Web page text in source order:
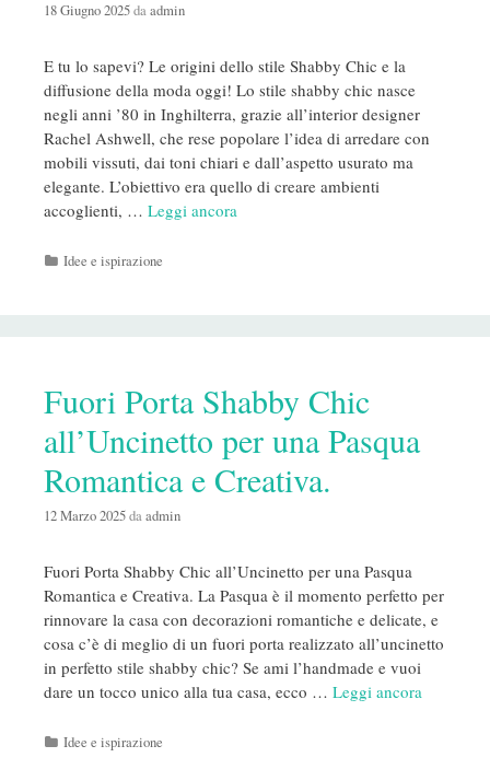
18 Giugno 2025daadmin
E tu lo sapevi? Le origini dello stile Shabby Chic e la
diffusione della moda oggi! Lo stile shabby chic nasce
negli anni ’80 in Inghilterra, grazie all’interior designer
Rachel Ashwell, che rese popolare l’idea di arredare con
mobili vissuti, dai toni chiari e dall’aspetto usurato ma
elegante. L’obiettivo era quello di creare ambienti
accoglienti, … Leggi ancora
Categorie
Idee e ispirazione
Fuori Porta Shabby Chic
all’Uncinetto per una Pasqua
Romantica e Creativa.
12 Marzo 2025daadmin
Fuori Porta Shabby Chic all’Uncinetto per una Pasqua
Romantica e Creativa. La Pasqua è il momento perfetto per
rinnovare la casa con decorazioni romantiche e delicate, e
cosa c’è di meglio di un fuori porta realizzato all’uncinetto
in perfetto stile shabby chic? Se ami l’handmade e vuoi
dare un tocco unico alla tua casa, ecco … Leggi ancora
Categorie
Idee e ispirazione